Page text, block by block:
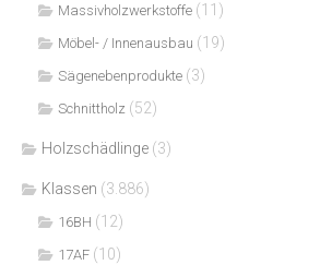
Massivholzwerkstoffe (11)
Möbel- / Innenausbau (19)
Sägenebenprodukte (3)
Schnittholz (52)
Holzschädlinge (3)
Klassen (3.886)
16BH (12)
17AF (10)